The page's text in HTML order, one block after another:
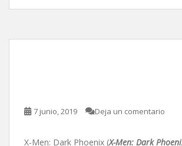
7 junio, 2019 Deja un comentario
X-Men: Dark Phoenix (X-Men: Dark